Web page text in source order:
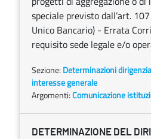
speciale previsto dall’art.
Unico Bancario) - Errata
requisito sede legale e/o
Sezione: Determinazioni
interesse generale
Argomenti:Comunicazione
DETERMINAZIONE DEL